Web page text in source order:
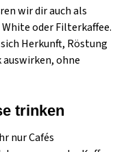
wir dir auch als
oder Filterkaffee.
Herkunft, Röstung
auswirken, ohne
trinken
nur Cafés